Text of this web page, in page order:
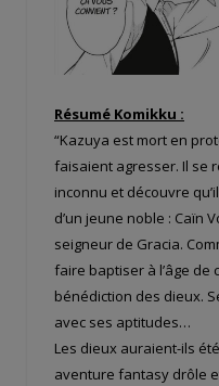
Résumé Komikku :
“Kazuya est mort en
faisaient agresser. Il se
inconnu et découvre
d’un jeune noble : Caïn
seigneur de Gracia.
faire baptiser à l’âge de
bénédiction des dieux.
avec ses aptitudes…
Les dieux auraient-ils
aventure fantasy drôle